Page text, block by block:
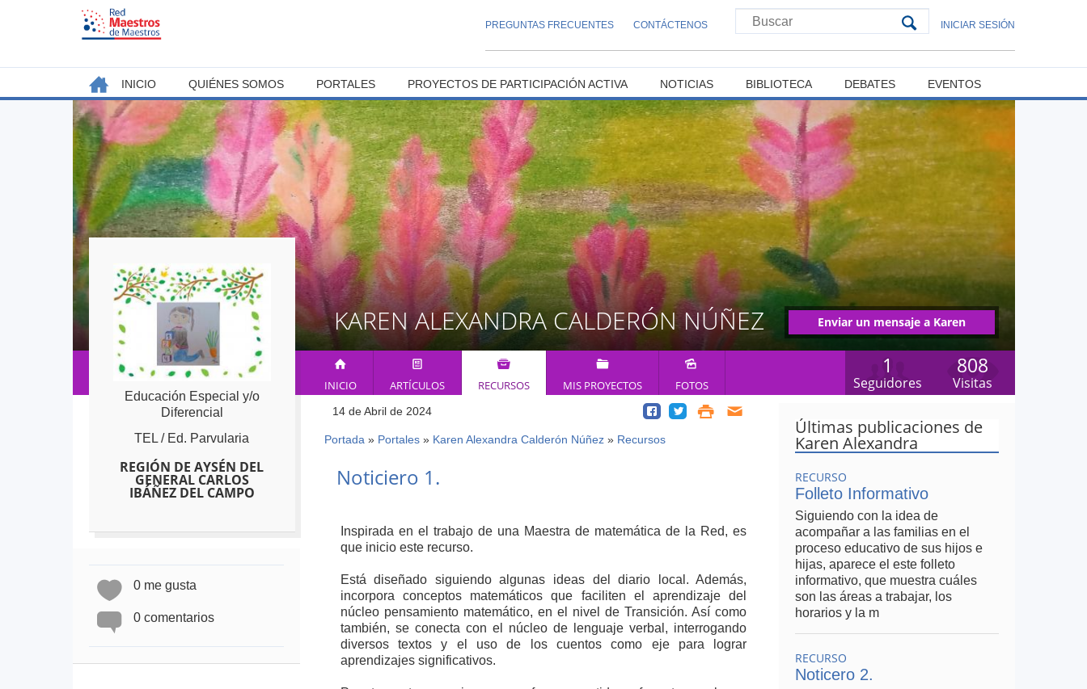
PREGUNTAS FRECUENTES CONTÁCTENOS INICIAR SESIÓN
KAREN ALEXANDRA CALDERÓN NÚÑEZ
Enviar un mensaje a Karen
808
Visitas
1
Seguidores
INICIO ARTÍCULOS RECURSOS MIS PROYECTOS FOTOS
14 de Abril de 2024
Usted
está
aquí
Portada » Portales » Karen Alexandra Calderón Núñez » Recursos
Noticiero 1.
Inspirada en el trabajo de una Maestra de matemática de la Red, es
que inicio este recurso.
Está diseñado siguiendo algunas ideas del diario local. Además,
incorpora conceptos matemáticos que faciliten el aprendizaje del
núcleo pensamiento matemático, en el nivel de Transición. Así como
también, se conecta con el núcleo de lenguaje verbal, interrogando
diversos textos y el uso de los cuentos como eje para lograr
aprendizajes significativos.
Últimas publicaciones de
Karen Alexandra
RECURSO
Folleto Informativo
Siguiendo con la idea de
acompañar a las familias en el
proceso educativo de sus hijos e
hijas, aparece el este folleto
informativo, que muestra cuáles
son las áreas a trabajar, los
horarios y la m
RECURSO
Noticero 2.
Educación Especial y/o
Diferencial
TEL / Ed. Parvularia
REGIÓN DE AYSÉN DEL
GENERAL CARLOS
IBÁÑEZ DEL CAMPO
0 me gusta
0 comentarios
Back
top
MENÚ
PRINCIPAL
INICIO QUIÉNES SOMOS PORTALES PROYECTOS DE PARTICIPACIÓN ACTIVA NOTICIAS BIBLIOTECA DEBATES EVENTOS